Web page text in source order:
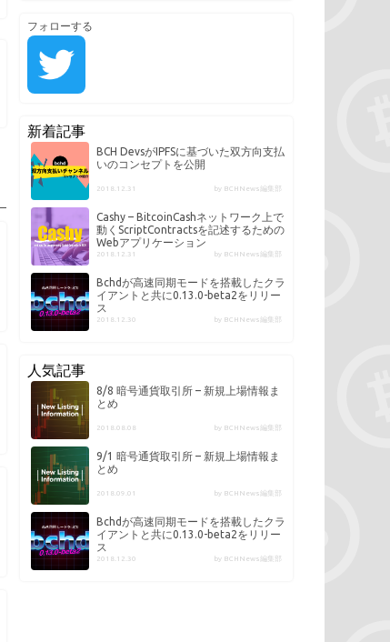
フォローする
新着記事
BCH DevsがIPFSに基づいた双方向支払
いのコンセプトを公開
2018.12.31 by BCHNews編集部
Cashy – BitcoinCashネットワーク上で
動くScriptContractsを記述するための
Webアプリケーション
2018.12.31 by BCHNews編集部
Bchdが高速同期モードを搭載したクラ
イアントと共に0.13.0-beta2をリリー
ス
2018.12.30 by BCHNews編集部
人気記事
8/8 暗号通貨取引所 – 新規上場情報ま
とめ
2018.08.08 by BCHNews編集部
9/1 暗号通貨取引所 – 新規上場情報ま
とめ
2018.09.01 by BCHNews編集部
Bchdが高速同期モードを搭載したクラ
イアントと共に0.13.0-beta2をリリー
ス
2018.12.30 by BCHNews編集部